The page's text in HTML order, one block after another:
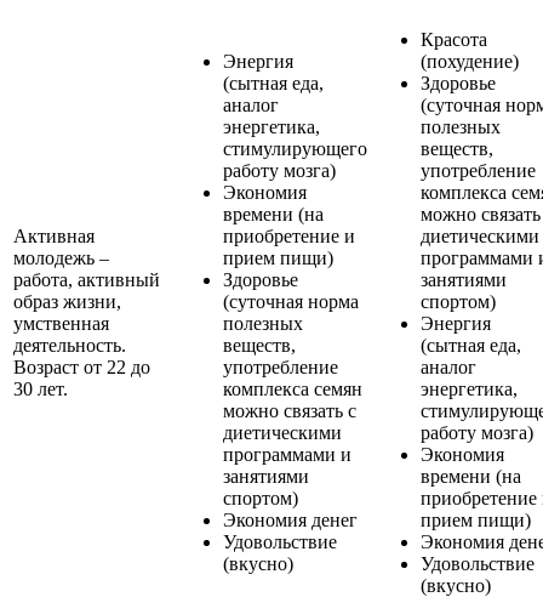
Активная
молодежь –
работа, активный
образ жизни,
умственная
деятельность.
Возраст от 22 до
30 лет.
Энергия
(сытная еда,
аналог
энергетика,
стимулирующего
работу мозга)
Экономия
времени (на
приобретение и
прием пищи)
Здоровье
(суточная норма
полезных
веществ,
употребление
комплекса семян
можно связать с
диетическими
программами и
занятиями
спортом)
Экономия денег
Удовольствие
(вкусно)
Красота
(похудение)
Здоровье
(суточная
полезных
веществ,
употребление
комплекса
можно связать
диетическими
программами
занятиями
спортом)
Энергия
(сытная еда,
аналог
энергетика,
работу мозга)
Экономия
времени (на
приобретение
прием пищи)
Экономия
Удовольствие
(вкусно)